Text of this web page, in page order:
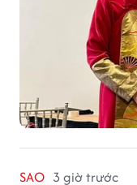
SAO 3 giờ trước